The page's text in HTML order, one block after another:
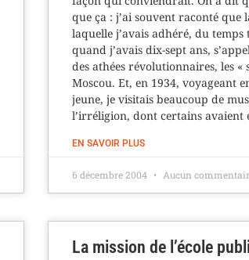
que ça : j’ai souvent raconté
laquelle j’avais adhéré, du
quand j’avais dix-sept ans,
des athées révolutionnaires, les «
Moscou. Et, en 1934, voyageant
jeune, je visitais beaucoup de
l’irréligion, dont certains avaient
EN SAVOIR PLUS
6 décembre 2004 Aucun
La mission de l’école